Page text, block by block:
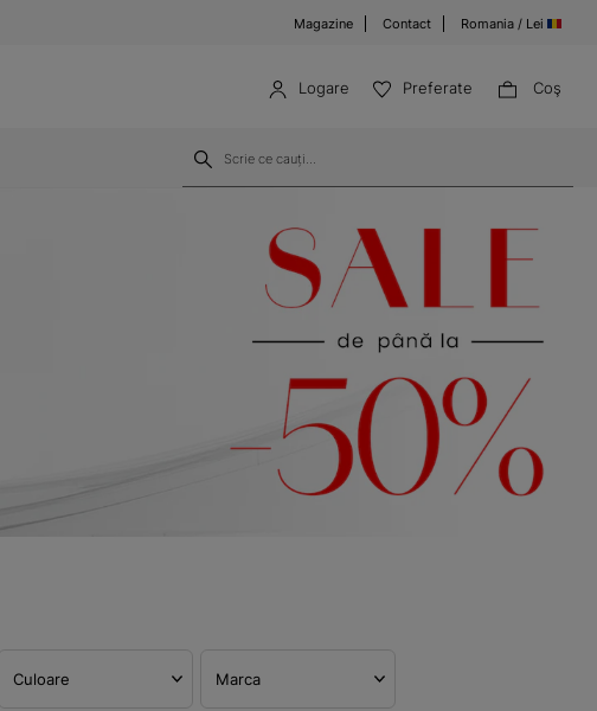
Magazine Contact Romania / Lei
Logare Preferate Coş
Culoare Marca